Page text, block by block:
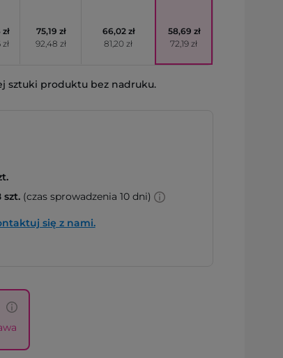
75,19 zł
92,48 zł
66,02 zł
81,20 zł
58,69 zł
72,19 zł
sztuki produktu bez nadruku.
szt.(czas sprowadzenia 10 dni)
się z nami.